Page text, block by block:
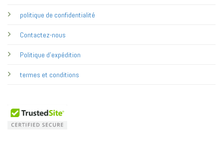
politique de confidentialité
Contactez-nous
Politique d'expédition
termes et conditions